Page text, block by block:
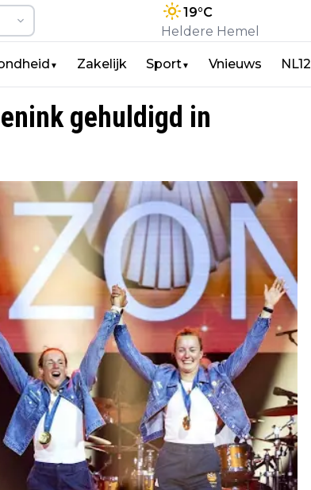
19°C
Heldere Hemel
▼ Zakelijk Sport▼ Vnieuws NL12
gehuldigd in